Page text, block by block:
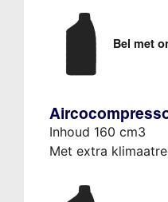
Bel met
Inhoud 160 cm3
Met extra